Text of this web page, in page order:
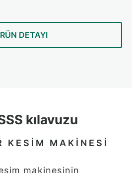
DETAYI
kılavuzu
KESIM MAKINESI
makinesinin